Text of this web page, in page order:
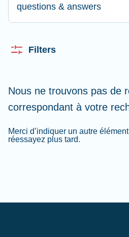
Filters
Nous ne trouvons pas de
correspondant à votre
Merci d’indiquer un autre
réessayez plus tard.